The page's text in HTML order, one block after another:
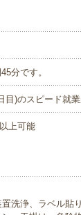
分です。
)のスピード就
上可能
洗浄、ラベル貼